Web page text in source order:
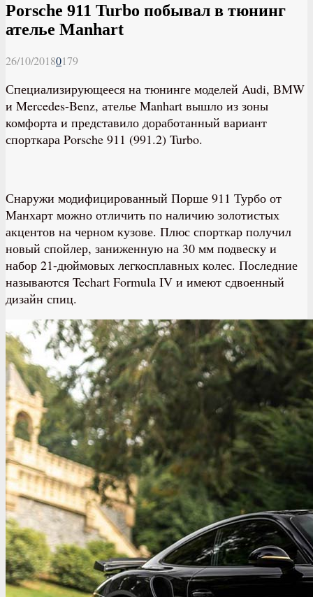
Porsche 911 Turbo побывал в тюнинг
ателье Manhart
26/10/20180179
Специализирующееся на тюнинге моделей Audi, BMW
и Mercedes-Benz, ателье Manhart вышло из зоны
комфорта и представило доработанный вариант
спорткара Porsche 911 (991.2) Turbo.
Снаружи модифицированный Порше 911 Турбо от
Манхарт можно отличить по наличию золотистых
акцентов на черном кузове. Плюс спорткар получил
новый спойлер, заниженную на 30 мм подвеску и
набор 21-дюймовых легкосплавных колес. Последние
называются Techart Formula IV и имеют сдвоенный
дизайн спиц.